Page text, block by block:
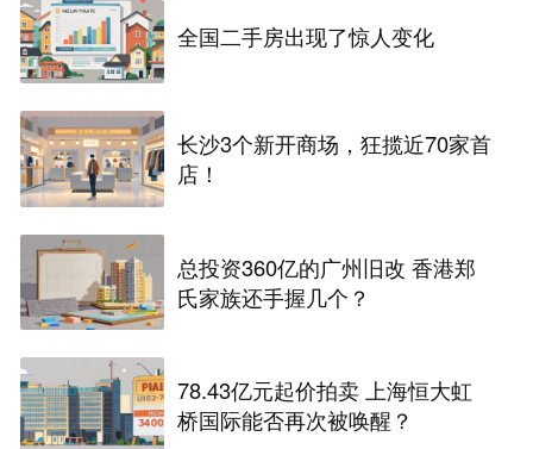
全国二手房出现了惊人变化
长沙3个新开商场，狂揽近70家首
店！
总投资360亿的广州旧改 香港郑
氏家族还手握几个？
78.43亿元起价拍卖 上海恒大虹
桥国际能否再次被唤醒？